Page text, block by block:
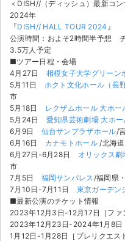
サイト情報
チケットジャム運営会社
チケットジャム利用規約
プライバシーポリシー
特定商取引法に基づく表記
公演登録依頼
不正転売禁止法について
チケットジャムの取り組み
音楽情報
＜DISH//（ディッシュ）最新コン
2024年
『DISH// HALL TOUR 2024 』
公演時間：およそ2時間半予想
3.5万人予定
■ツアー日程・会場
4月27日 相模女子大学グリーン
5月11日 ホクト文化ホール（長
市
5月18日 レクザムホール 大ホー
5月24日 愛知県芸術劇場 大ホー
6月9日 仙台サンプラザホール/
6月16日 カナモトホール /北海
6月27日-6月28日 オリックス劇
市
7月5日 福岡サンパレス /福岡県
7月10日-7月11日 東京ガーデン
■最新公演のチケット情報
2023年12月3日-12月17日［ファ
2023年12月23日-2024年1月8日
1月12日-1月28日［プレリクエス